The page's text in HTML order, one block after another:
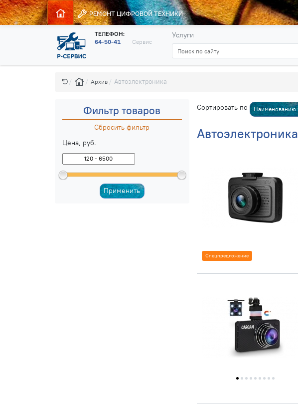
РЕМОНТЦИФРОВОЙ ТЕХНИКИ
ТЕЛЕФОН:
64-50-41
Сервис
Услуги
Архив Автоэлектроника
Фильтр товаров
Сбросить фильтр
Цена, руб.
Сортировать по Наименованию
Автоэлектроника
Спецпредложение